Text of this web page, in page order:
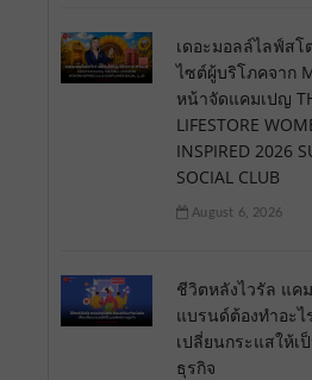
เดอะมอลล์ไลฟ์สโ
ไซต์ผู้บริโภคจาก
หน้าจัดแคมเปญ
LIFESTORE
INSPIRED 2026
SOCIAL CLUB
August 6, 2026
ชีวิตหลังไวรัล แค
แบรนด์ต้องทำอะไ
เปลี่ยนกระแสให้เ
ธุรกิจ